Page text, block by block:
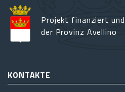
Projekt finanziert
der Provinz Avellino
KONTAKTE